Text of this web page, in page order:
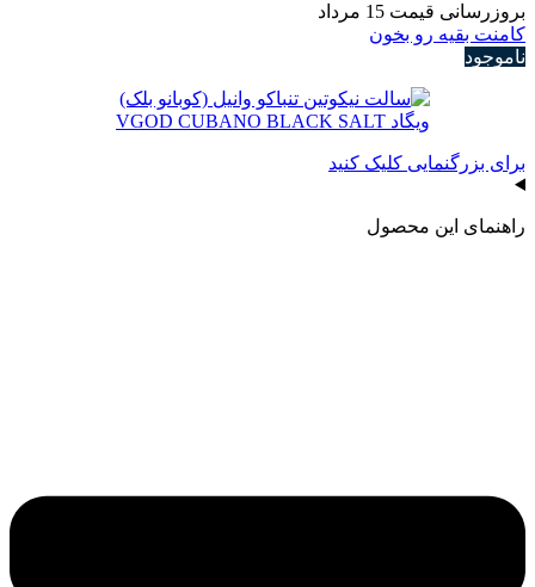
بروزرسانی قیمت 15 مرداد
کامنت بقیه رو بخون
ناموجود
برای بزرگنمایی کلیک کنید
راهنمای این محصول